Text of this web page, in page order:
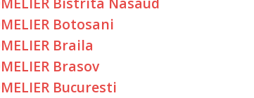
Botosani
Braila
Brasov
Bucuresti